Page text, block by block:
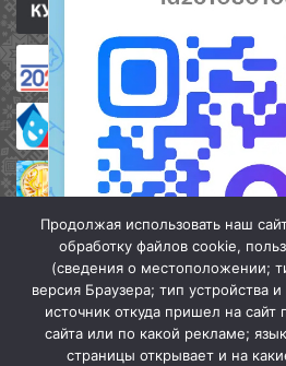
Продолжая использовать наш
обработку файлов cookie,
(сведения о местоположении;
версия Браузера; тип устройства
источник откуда пришел на сайт
сайта или по какой рекламе;
страницы открывает и на